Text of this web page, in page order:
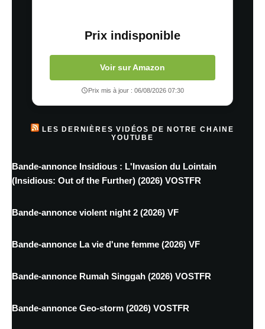
Prix indisponible
Voir sur Amazon
Prix mis à jour : 06/08/2026 07:30
LES DERNIÈRES VIDÉOS DE NOTRE CHAINE
YOUTUBE
Bande-annonce Insidious : L'Invasion du Lointain
(Insidious: Out of the Further) (2026) VOSTFR
Bande-annonce violent night 2 (2026) VF
Bande-annonce La vie d'une femme (2026) VF
Bande-annonce Rumah Singgah (2026) VOSTFR
Bande-annonce Geo-storm (2026) VOSTFR